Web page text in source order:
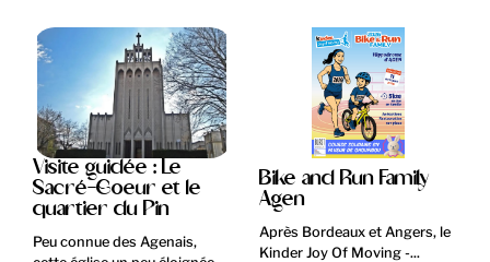
Visite guidée : Le
Sacré-Coeur et le
quartier du Pin
Peu connue des Agenais,
Bike and Run Family
Agen
Après Bordeaux et Angers, le
Kinder Joy Of Moving -...